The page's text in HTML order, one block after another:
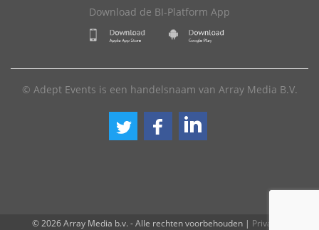
Download de BI-Platform App
© Adept Events is een handelsnaam van Array Media B.V.
© 2026 Array Media b.v. - Alle rechten voorbehouden | Privacy